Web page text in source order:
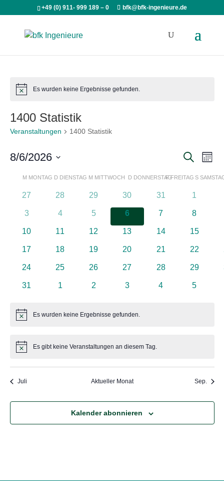
+49 (0) 911- 999 189 – 0 bfk@bfk-ingenieure.de
HinweisEs wurden keine Ergebnisse gefunden.
1400 Statistik
Veranstaltungen 1400 Statistik
und
Suche
Monat
8/6/2026
Kalender
von
Veranstaltungen
M MONTAG D DIENSTAG M MITTWOCH D DONNERSTAG
FFREITAG S
0
27
0
Veranstaltungen
28
0
Veranstaltungen
29
0
Veranstaltungen
30
0
31
0
1
0
3
0
Veranstaltungen
4
0
Veranstaltungen
5
0
Veranstaltungen
6
0
7
0
8
0
10
0
11
0
12
0
13
0
14
0
15
0
17
0
18
0
19
0
20
0
21
0
22
0
24
0
25
0
26
0
27
0
28
0
29
0
31
0
1
0
2
0
3
0
4
0
5
HinweisEs wurden keine Ergebnisse gefunden.
HinweisEs gibt keine Veranstaltungen an diesem Tag.
Juli Aktueller Monat Sep.
Kalender abonnieren